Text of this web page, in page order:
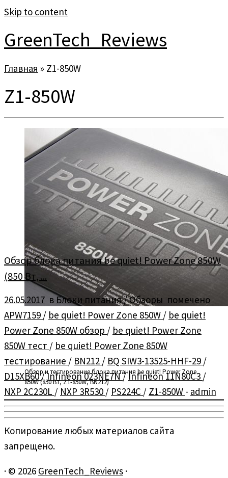
Skip to content
GreenTech_Reviews
Главная » Z1-850W
Z1-850W
Обзор и тестирование блока питания be quiet! Power Zone
850W (850 Вт, Z1-850W, BN212)
Обзор блока питания be quiet! Power Zone 850W
(850 Вт, ...
26.05.2017 в Блоки питания/Обзоры помечено
APW7159 / be quiet! Power Zone 850W / be quiet!
Power Zone 850W обзор / be quiet! Power Zone
850W тест / be quiet! Power Zone 850W
тестирование / BN212 / BQ SIW3-13525-HHF-29 /
D15XB60/Infineon 023NE7N/Infineon 11N80C3 /
NXP 2C230L / NXP 3R530 / PS224C / Z1-850W - admin
Копирование любых материалов сайта
запрещено.
· © 2026 GreenTech_Reviews ·